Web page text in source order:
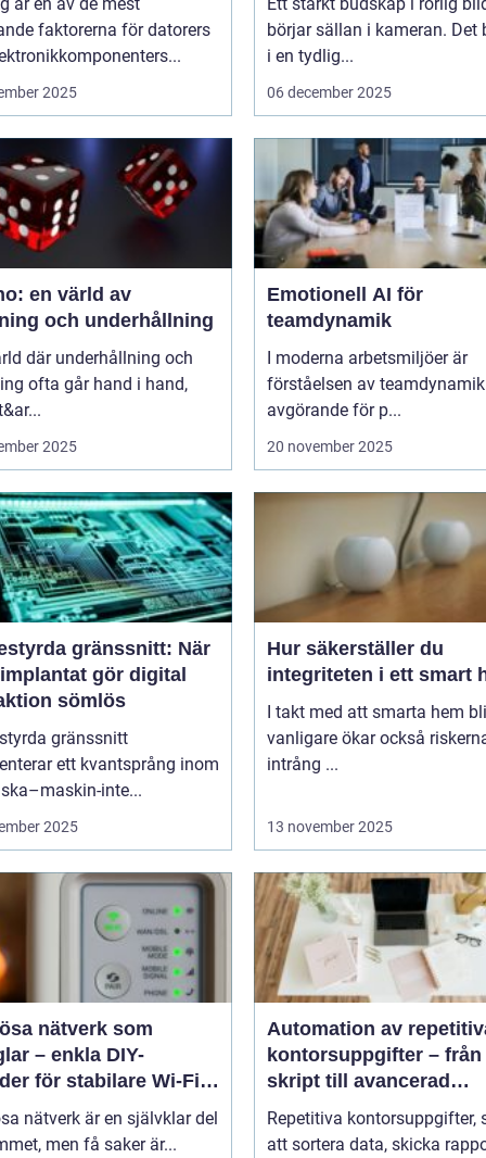
faktorerna för datorers
2025
börjar sällan i kameran. Det
i en tydlig...
06 december 2025
en värld av
och underhållning
där underhållning och
ofta går hand i hand,
2025
Emotionell AI för
teamdynamik
I moderna arbetsmiljöer är
förståelsen av teamdynamik
avgörande för p...
20 november 2025
gränssnitt: När
gör digital
sömlös
gränssnitt
ett kvantsprång inom
inte...
2025
Hur säkerställer du
integriteten i ett smart
I takt med att smarta hem
vanligare ökar också
intrång ...
13 november 2025
nätverk som
– enkla DIY-
för stabilare Wi-Fi i
nätverk är en självklar del
men få saker är...
Automation av
kontorsuppgifter – från
skript till avancerad
programvara
Repetitiva kontorsuppgifter,
att sortera data, skicka